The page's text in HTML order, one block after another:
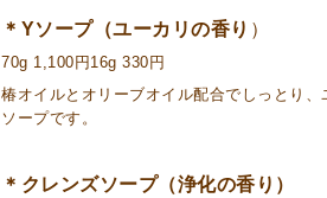
＊Yソープ（ユーカリの香り ）
70g 1,100円16g 330円
椿オイルとオリーブオイル配合でしっとり
ソープです。
＊クレンズソープ（浄化の香り）